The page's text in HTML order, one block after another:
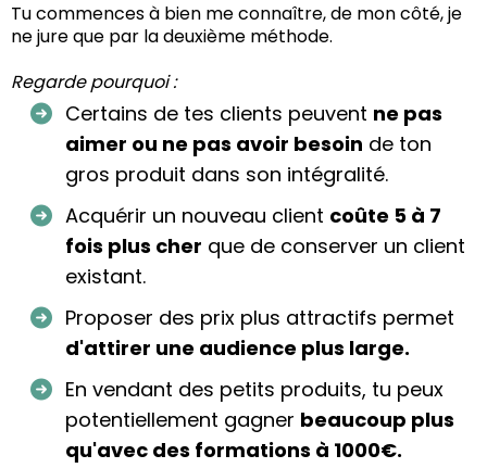
Tu commences à bien me connaître, de mon côté, je
ne jure que par la deuxième méthode.
Regarde pourquoi :
Certains de tes clients peuvent ne pas
aimer ou ne pas avoir besoin de ton
gros produit dans son intégralité.
Acquérir un nouveau client coûte 5 à 7
fois plus cher que de conserver un client
existant.
Proposer des prix plus attractifs permet
d'attirer une audience plus large.
En vendant des petits produits, tu peux
potentiellement gagner beaucoup plus
qu'avec des formations à 1000€.